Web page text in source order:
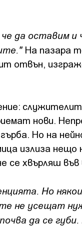
да оставим и
На пазара
отвън,
нови.
Но на
излиза нещо
се хвърляш във
Но
не усещат
да се